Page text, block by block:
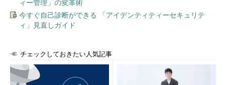
ィー管理」の変革術
今すぐ自己診断ができる 「アイデンティティーセキュリテ
ィ」見直しガイド
チェックしておきたい人気記事